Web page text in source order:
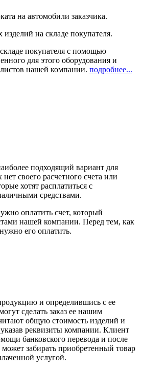
на автомобили заказчика.
на складе покупателя.
покупателя с помощью
для этого оборудования и
нашей компании. подробнее...
подходящий вариант для
своего расчетного счета или
хотят расплатиться с
средствами.
оплатить счет, который
нашей компании. Перед тем, как
его оплатить.
и определившись с ее
сделать заказ ее нашим
общую стоимость изделий и
указав реквизиты компании. Клиент
банковского перевода и после
забирать приобретенный товар
услугой.